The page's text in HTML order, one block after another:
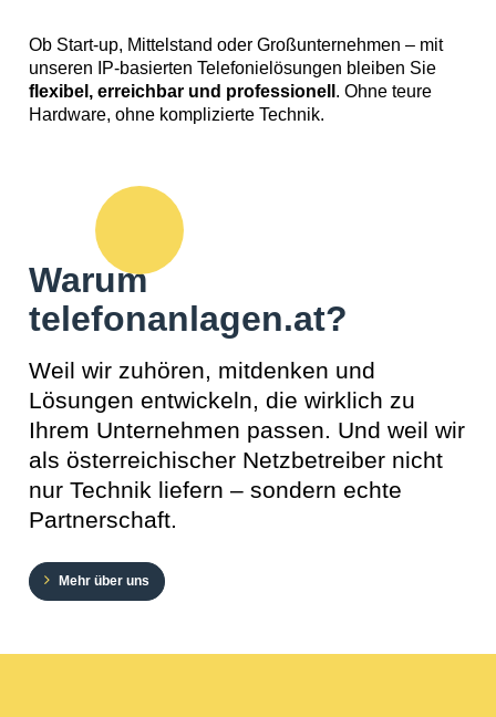
Ob Start-up, Mittelstand oder Großunternehmen – mit
unseren IP-basierten Telefonielösungen bleiben Sie
flexibel, erreichbar und professionell . Ohne teure
Hardware, ohne komplizierte Technik.
Warum
telefonanlagen.at?
Weil wir zuhören, mitdenken und
Lösungen entwickeln, die wirklich zu
Ihrem Unternehmen passen. Und weil wir
als österreichischer Netzbetreiber nicht
nur Technik liefern – sondern echte
Partnerschaft.
Mehr über uns